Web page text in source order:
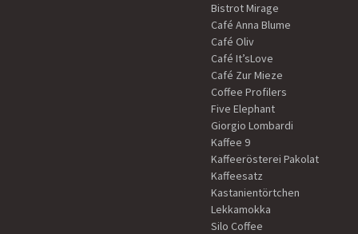
Bistrot Mirage
Café Anna Blume
Café Oliv
Café It’sLove
Café Zur Mieze
Coffee Profilers
Five Elephant
Giorgio Lombardi
Kaffee 9
Kaffeerösterei Pakolat
Kaffeesatz
Kastanientörtchen
Lekkamokka
Silo Coffee